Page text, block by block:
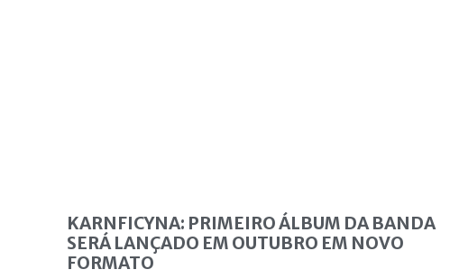
KARNFICYNA: PRIMEIRO ÁLBUM DA BANDA
SERÁ LANÇADO EM OUTUBRO EM NOVO
FORMATO